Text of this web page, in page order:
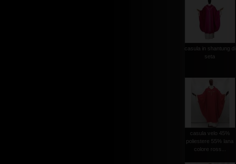
casula in shantung di
seta
casula velo 45%
poliestere 55% lana
colore ross...